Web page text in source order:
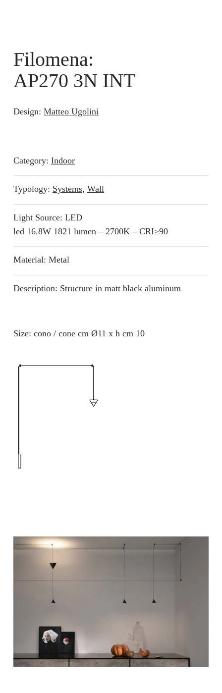
Filomena:
AP270 3N INT
Design: Matteo Ugolini
Category: Indoor
Typology: Systems, Wall
Light Source: LED
led 16.8W 1821 lumen – 2700K – CRI≥90
Material: Metal
Description: Structure in matt black aluminum
Size: cono / cone cm Ø11 x h cm 10